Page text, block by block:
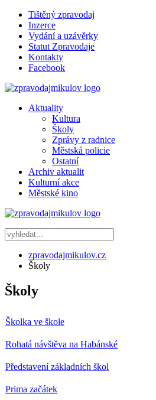
Tištěný zpravodaj
Inzerce
Vydání a uzávěrky
Statut Zpravodaje
Kontakty
Facebook
Aktuality
Kultura
Školy
Zprávy z radnice
Městská policie
Ostatní
Archiv aktualit
Kulturní akce
Městské kino
zpravodajmikulov.cz
Školy
Školy
Školka ve škole
Rohatá návštěva na Habánské
Představení základních škol
Prima začátek